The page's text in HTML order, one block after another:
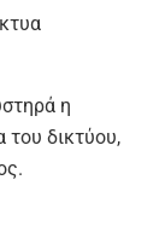
η
του δικτύου,